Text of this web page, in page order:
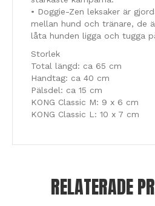
• Doggie-Zen leksaker är
mellan hund och tränare, de
låta hunden ligga och tugga
Storlek
Total längd: ca 65 cm
Handtag: ca 40 cm
Pälsdel: ca 15 cm
KONG Classic M: 9 x 6 cm
KONG Classic L: 10 x 7 cm
RELATERADE